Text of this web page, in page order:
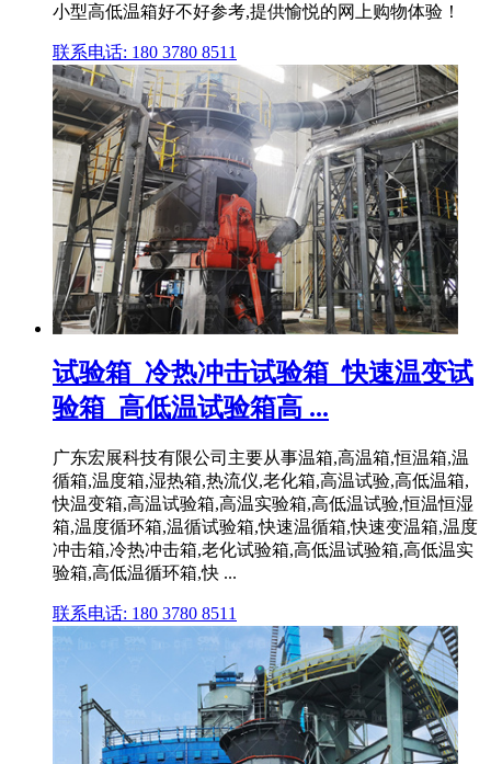
小型高低温箱好不好参考,提供愉悦的网上购物体验！
联系电话: 180 3780 8511
试验箱_冷热冲击试验箱_快速温变试
验箱_高低温试验箱高 ...
广东宏展科技有限公司主要从事温箱,高温箱,恒温箱,温
循箱,温度箱,湿热箱,热流仪,老化箱,高温试验,高低温箱,
快温变箱,高温试验箱,高温实验箱,高低温试验,恒温恒湿
箱,温度循环箱,温循试验箱,快速温循箱,快速变温箱,温度
冲击箱,冷热冲击箱,老化试验箱,高低温试验箱,高低温实
验箱,高低温循环箱,快 ...
联系电话: 180 3780 8511